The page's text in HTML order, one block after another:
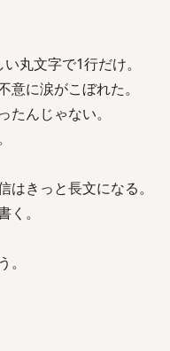
丸文字で1行だけ。
に涙がこぼれた。
んじゃない。
きっと長文になる。
。